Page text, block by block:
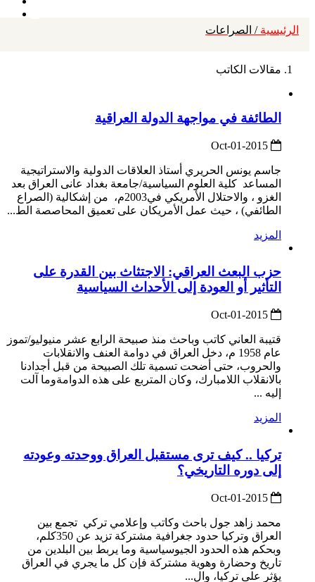
الرئيسية / الصراعات
مقالات الكاتب
الطائفة في مواجهة الدولة العراقية
جاسم يونس الحريري أستاذ العلاقات الدولية والاستراتيجية
المساعد كلية العلوم السياسية/جامعة بغداد عانى العراق بعد
الغزو ، والاحتلال الأمريكي في2003م، من إشكالية (الصراع
الطائفي) ، حيث عمل الأمريكان على تعميق المحاصصة الط...
المزيد
حزب البعث العراقي: الاجتثاث بين القدرة على
التأثير أو العودة إلى الأحداث السياسية
قتيبة العاني كاتب وباحث منذ صبيحة الرابع عشر منيوليو/تموز
عام 1958 م، دخل العراق في دوامة العنف والانقلابات
والحروب، حتى أضحت تسمية تلك الصبيحة من قبل أجدادنا
بالانقلاب اللامبارك، وكان المتربع على هذه الدوامةوما آلت
إليه ...
المزيد
تركيا .. كيف ترى مستقبل العراق ووحدته وعودته
إلى دوره التاريخي؟
محمد زاهد جول باحث وكاتب وإعلامي تركي تجمع بين
العراق وتركيا حدود جغرافية مشتركة تزيد عن 350كلم،
وبحكم هذه الحدود الجيوسياسية وما يربط بين البلدين من
تاريخ وحضارة وهوية مشتركة فإن كل ما يجري في العراق
يؤثر على تركيا، وال...